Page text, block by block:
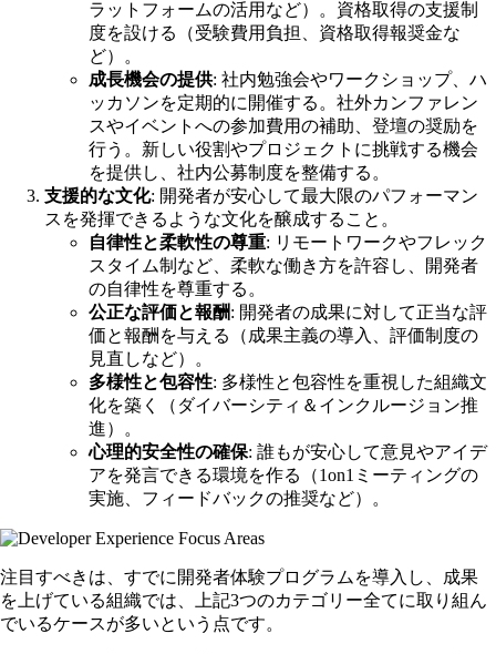
ラットフォームの活用など）。資格取得の支援制
度を設ける（受験費用負担、資格取得報奨金な
ど）。
成長機会の提供: 社内勉強会やワークショップ、ハ
ッカソンを定期的に開催する。社外カンファレン
スやイベントへの参加費用の補助、登壇の奨励を
行う。新しい役割やプロジェクトに挑戦する機会
を提供し、社内公募制度を整備する。
支援的な文化: 開発者が安心して最大限のパフォーマン
スを発揮できるような文化を醸成すること。
自律性と柔軟性の尊重: リモートワークやフレック
スタイム制など、柔軟な働き方を許容し、開発者
の自律性を尊重する。
公正な評価と報酬: 開発者の成果に対して正当な評
価と報酬を与える（成果主義の導入、評価制度の
見直しなど）。
多様性と包容性: 多様性と包容性を重視した組織文
化を築く（ダイバーシティ＆インクルージョン推
進）。
心理的安全性の確保: 誰もが安心して意見やアイデ
アを発言できる環境を作る（1on1ミーティングの
実施、フィードバックの推奨など）。
注目すべきは、すでに開発者体験プログラムを導入し、成果
を上げている組織では、上記3つのカテゴリー全てに取り組ん
でいるケースが多いという点です。